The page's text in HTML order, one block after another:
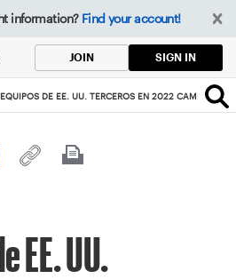
information? Find your account!
JOIN SIGN IN
DE EE. UU. TERCEROS EN 2022
EE. UU.